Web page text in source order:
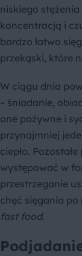
niskiego
koncentracją i
bardzo łatwo
przekąski, które
W ciągu dnia
– śniadanie,
one pożywne i
przynajmniej
ciepło.
występować w
przestrzeganie
chęć sięgania po
fast food.